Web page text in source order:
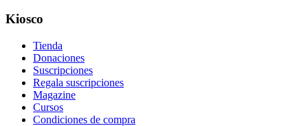
Kiosco
Tienda
Donaciones
Suscripciones
Regala suscripciones
Magazine
Cursos
Condiciones de compra